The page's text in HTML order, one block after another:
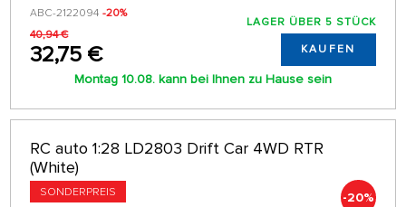
ABC-2122094 -20%
40,94 €
32,75 €
LAGER ÜBER 5 STÜCK
KAUFEN
Montag 10.08. kann bei Ihnen zu Hause sein
RC auto 1:28 LD2803 Drift Car 4WD RTR
(White)
SONDERPREIS -20%